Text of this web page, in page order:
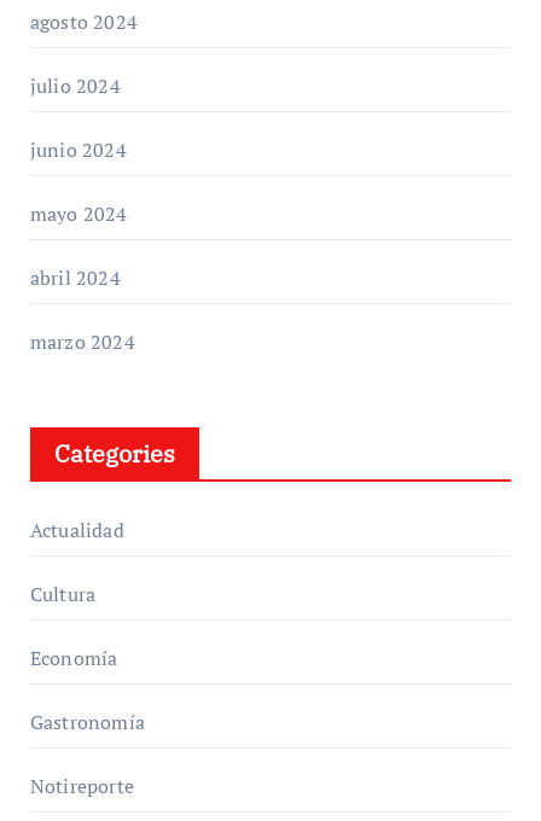
agosto 2024
julio 2024
junio 2024
mayo 2024
abril 2024
marzo 2024
Categories
Actualidad
Cultura
Economía
Gastronomía
Notireporte